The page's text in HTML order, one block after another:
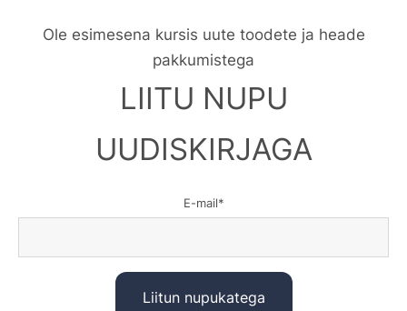
Ole esimesena kursis uute toodete ja heade
pakkumistega
LIITU NUPU
UUDISKIRJAGA
E-mail